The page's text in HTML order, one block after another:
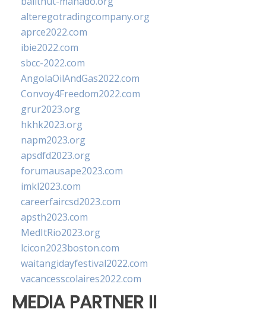
alteregotradingcompany.org
aprce2022.com
ibie2022.com
sbcc-2022.com
AngolaOilAndGas2022.com
Convoy4Freedom2022.com
grur2023.org
hkhk2023.org
napm2023.org
apsdfd2023.org
forumausape2023.com
imkl2023.com
careerfaircsd2023.com
apsth2023.com
MedItRio2023.org
lcicon2023boston.com
waitangidayfestival2022.com
vacancesscolaires2022.com
MEDIA PARTNER II